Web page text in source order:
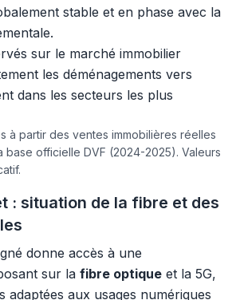
stable et en phase avec la
sur le marché immobilier
les déménagements vers
dans les secteurs les plus
à partir des ventes immobilières réelles
base officielle DVF (2024-2025). Valeurs
: situation de la fibre et des
donne accès à une
sur la fibre optique et la 5G,
adaptées aux usages numériques